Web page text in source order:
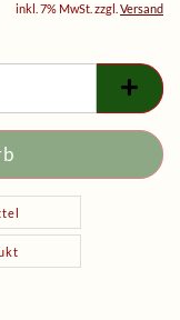
inkl. 7% MwSt. zzgl. Versand